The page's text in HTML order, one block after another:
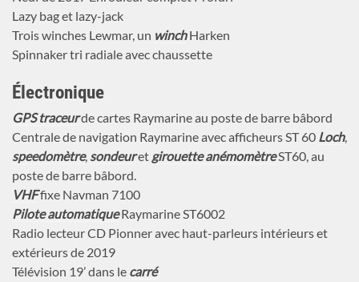
Lazy bag et lazy-jack
Trois winches Lewmar, un winchHarken
Spinnaker tri radiale avec chaussette
Électronique
GPS traceurde cartes Raymarine au poste de barre bâbord
Centrale de navigation Raymarine avec afficheurs ST 60 Loch,
speedomètre, sondeuret girouette anémomètreST60, au
poste de barre bâbord.
VHFfixe Navman 7100
Pilote automatiqueRaymarine ST6002
Radio lecteur CD Pionner avec haut-parleurs intérieurs et
extérieurs de 2019
Télévision 19’ dans le carré